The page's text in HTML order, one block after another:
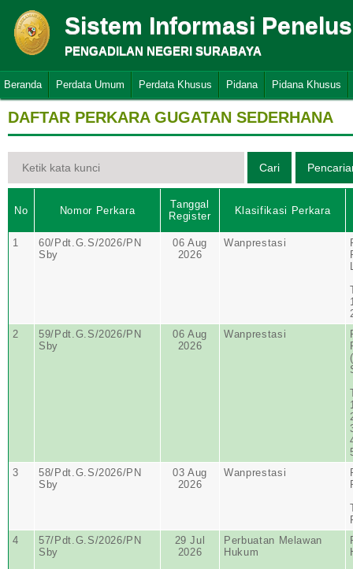
Sistem Informasi
PENGADILAN NEGERI SURABAYA
Beranda Perdata Umum Perdata Khusus Pidana Pidana Khusus
DAFTAR PERKARA GUGATAN SEDERHANA
No Nomor Perkara
Tanggal
Register
Klasifikasi Perkara
1
60/Pdt.G.S/2026/PN
Sby
06 Aug
2026
Wanprestasi
2
59/Pdt.G.S/2026/PN
Sby
06 Aug
2026
Wanprestasi
3
58/Pdt.G.S/2026/PN
Sby
03 Aug
2026
Wanprestasi
4
57/Pdt.G.S/2026/PN
Sby
29 Jul
2026
Perbuatan Melawan
Hukum